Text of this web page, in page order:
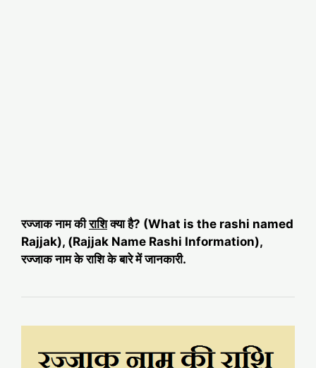
रज्जाक नाम कीराशिक्या है? (What is the rashi named
Rajjak), (Rajjak Name Rashi Information),
रज्जाक नाम के राशि के बारे में जानकारी.